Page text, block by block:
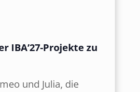
IBA’27-Projekte zu
und Julia, die